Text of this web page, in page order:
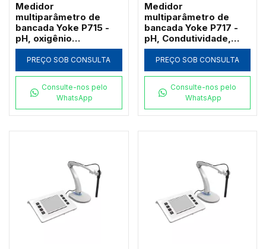
Medidor
multiparâmetro de
bancada Yoke P715 -
pH, oxigênio
dissolvido, mV e
temperatura com tela
de 6,5" e bluetooth
PREÇO SOB CONSULTA
Consulte-nos pelo
WhatsApp
Medidor
multiparâmetro de
bancada Yoke P717 -
pH, Condutividade,
Oxigênio Dissolvido,
TDS, Salinidade e
Resistividade com Tela
PREÇO SOB CONSULTA
Consulte-nos pelo
WhatsApp